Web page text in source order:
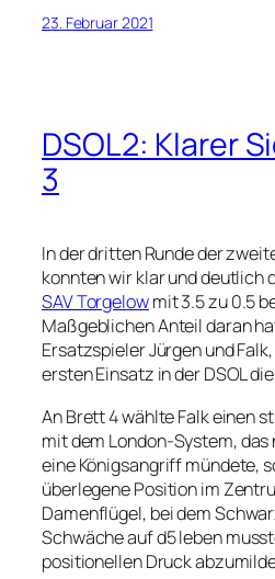
23. Februar 2021
DSOL2: Klarer
3
In der dritten Runde der
konnten wir klar und deutlich
SAV Torgelowmit 3.5 zu 0.5
Maßgeblichen Anteil daran
Ersatzspieler Jürgen und
ersten Einsatz in der DSOL
An Brett 4 wählte Falk einen
mit dem London-System,
eine Königsangriff mündete,
überlegene Position im
Damenflügel, bei dem
Schwäche auf d5 leben
positionellen Druck